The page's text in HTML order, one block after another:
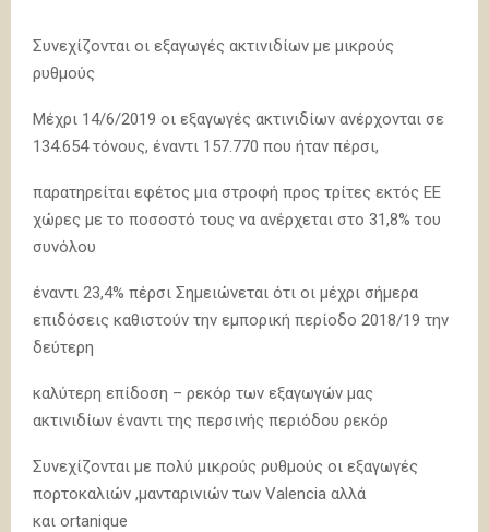
Συνεχίζονται οι εξαγωγές ακτινιδίων με μικρούς
ρυθμούς
Μέχρι 14/6/2019 οι εξαγωγές ακτινιδίων ανέρχονται σε
134.654 τόνους, έναντι 157.770 που ήταν πέρσι,
παρατηρείται εφέτος μια στροφή προς τρίτες εκτός ΕΕ
χώρες με το ποσοστό τους να ανέρχεται στο 31,8% του
συνόλου
έναντι 23,4% πέρσι Σημειώνεται ότι οι μέχρι σήμερα
επιδόσεις καθιστούν την εμπορική περίοδο 2018/19 την
δεύτερη
καλύτερη επίδοση – ρεκόρ των εξαγωγών μας
ακτινιδίων έναντι της περσινής περιόδου ρεκόρ
Συνεχίζονται με πολύ μικρούς ρυθμούς οι εξαγωγές
πορτοκαλιών ,μανταρινιών των Valencia αλλά
και ortanique